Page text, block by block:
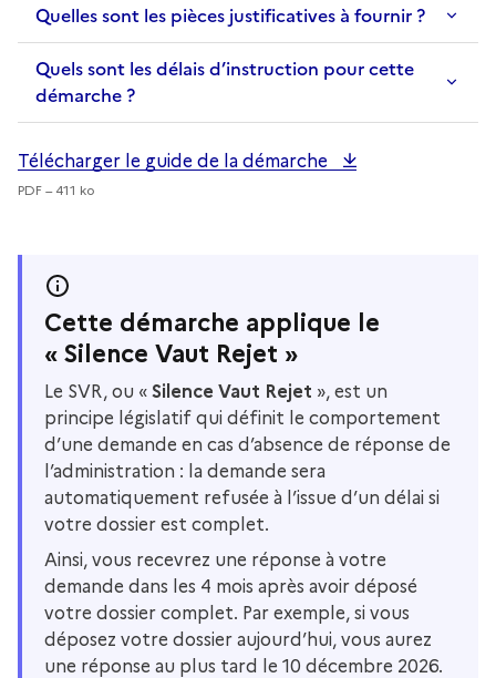
Quelles sont les pièces justificatives à fournir ?
Quels sont les délais d’instruction pour cette
démarche ?
Télécharger le guide de la démarche
PDF – 411 ko
Cette démarche applique le
« Silence Vaut Rejet »
Le SVR, ou « Silence Vaut Rejet », est un
principe législatif qui définit le comportement
d’une demande en cas d’absence de réponse de
l’administration : la demande sera
automatiquement refusée à l’issue d’un délai si
votre dossier est complet.
Ainsi, vous recevrez une réponse à votre
demande dans les 4 mois après avoir déposé
votre dossier complet. Par exemple, si vous
déposez votre dossier aujourd’hui, vous aurez
une réponse au plus tard le 10 décembre 2026.